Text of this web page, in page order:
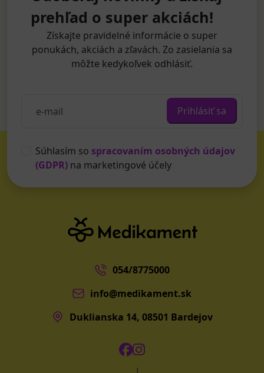
prehľad o super akciách!
Získajte pravidelné informácie o super
ponukách, akciách a zľavách. Zo zasielania sa
môžte kedykoľvek odhlásiť.
Prihlásiť sa
Súhlasím so spracovaním osobných údajov
(GDPR) na marketingové účely
054/8775000
info@medikament.sk
Duklianska 14, 08501 Bardejov